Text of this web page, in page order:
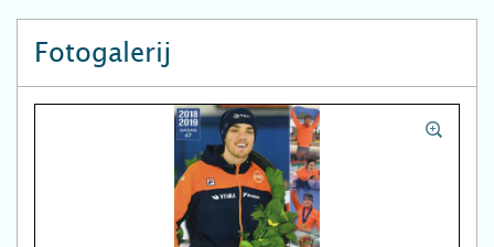
Fotogalerij